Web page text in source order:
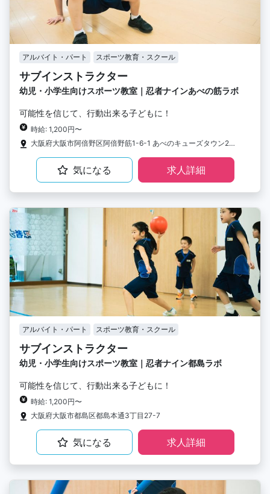
アルバイト・パート スポーツ教育・スクール
サブインストラクター
幼児・小学生向けスポーツ教室｜忍者ナインあべの筋ラボ
可能性を信じて、行動出来る子どもに！
時給: 1,200円〜
大阪府大阪市阿倍野区阿倍野筋1-6-1 あべのキューズタウン2F STUDIO FOREST LIVE
気になる 求人詳細
アルバイト・パート スポーツ教育・スクール
サブインストラクター
幼児・小学生向けスポーツ教室｜忍者ナイン都島ラボ
可能性を信じて、行動出来る子どもに！
時給: 1,200円〜
大阪府大阪市都島区都島本通3丁目27-7
気になる 求人詳細